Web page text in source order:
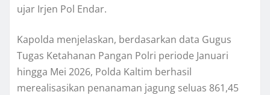
ujar Irjen Pol Endar.
Kapolda menjelaskan, berdasarkan data Gugus
Tugas Ketahanan Pangan Polri periode Januari
hingga Mei 2026, Polda Kaltim berhasil
merealisasikan penanaman jagung seluas 861,45